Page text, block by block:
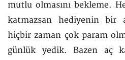
mutlu olmasını bekleme.
katmazsan hediyenin bir
hiçbir zaman çok param
günlük yedik. Bazen aç